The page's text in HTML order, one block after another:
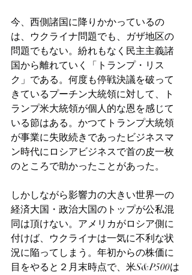
今、西側諸国に降りかかっているの
は、ウクライナ問題でも、ガザ地区の
問題でもない。紛れもなく民主主義諸
国から離れていく「トランプ・リス
ク」である。何度も停戦決議を破って
きているプーチン大統領に対して、ト
ランプ米大統領が個人的な恩を感じて
いる節はある。かつてトランプ大統領
が事業に失敗続きであったビジネスマ
ン時代にロシアビジネスで首の皮一枚
のところで助かったことがあった。
しかしながら影響力の大きい世界一の
経済大国・政治大国のトップが公私混
同は頂けない。アメリカがロシア側に
付けば、ウクライナは一気に不利な状
況に陥ってしまう。年初からの株価に
目をやると２月末時点で、米S&P500は